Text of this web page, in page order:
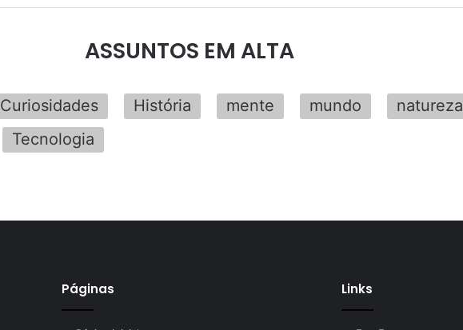
ASSUNTOS EM ALTA
Curiosidades História mente mundo
natureza
Tecnologia
Páginas Links